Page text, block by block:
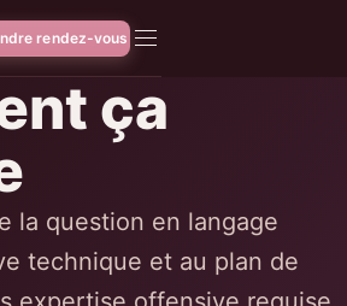
rendez-vous
ça
la question en langage
technique et au plan de